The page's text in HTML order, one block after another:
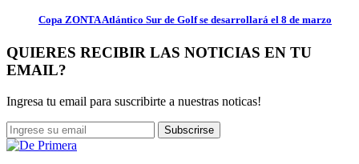
Copa ZONTA Atlántico Sur de Golf se desarrollará el 8 de marzo
QUIERES RECIBIR LAS NOTICIAS EN TU
EMAIL?
Ingresa tu email para suscribirte a nuestras noticas!
Subscrirse